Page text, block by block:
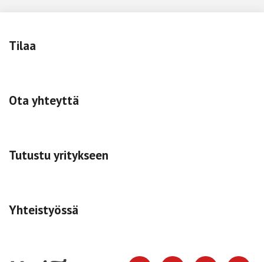
Tilaa
Ota yhteyttä
Tutustu yritykseen
Yhteistyössä